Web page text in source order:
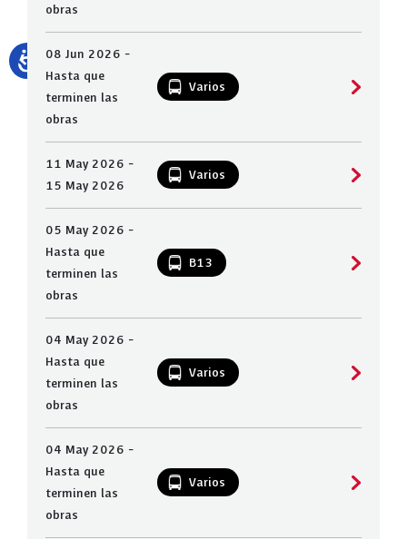
obras
08 Jun 2026 -
Hasta que
terminen las
obras
Varios
11 May 2026 -
15 May 2026
Varios
05 May 2026 -
Hasta que
terminen las
obras
B13
04 May 2026 -
Hasta que
terminen las
obras
Varios
04 May 2026 -
Hasta que
terminen las
obras
Varios